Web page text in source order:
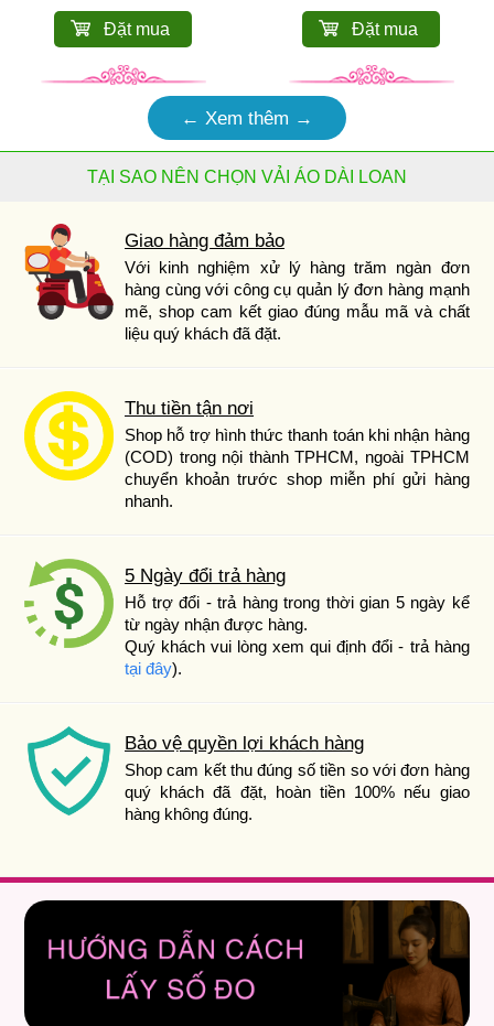
Đặt mua Đặt mua
← Xem thêm →
TẠI SAO NÊN CHỌN VẢI ÁO DÀI LOAN
Giao hàng đảm bảo
Với kinh nghiệm xử lý hàng trăm ngàn đơn
hàng cùng với công cụ quản lý đơn hàng mạnh
mẽ, shop cam kết giao đúng mẫu mã và chất
liệu quý khách đã đặt.
Thu tiền tận nơi
Shop hỗ trợ hình thức thanh toán khi nhận hàng
(COD) trong nội thành TPHCM, ngoài TPHCM
chuyển khoản trước shop miễn phí gửi hàng
nhanh.
5 Ngày đổi trả hàng
Hỗ trợ đổi - trả hàng trong thời gian 5 ngày kể
từ ngày nhận được hàng.
Quý khách vui lòng xem qui định đổi - trả hàng
tại đây).
Bảo vệ quyền lợi khách hàng
Shop cam kết thu đúng số tiền so với đơn hàng
quý khách đã đặt, hoàn tiền 100% nếu giao
hàng không đúng.